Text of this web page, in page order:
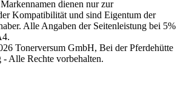
dienen nur zur
Kompatibilität und sind Eigentum der
Alle Angaben der Seitenleistung bei 5%
Tonerversum GmbH, Bei der Pferdehütte
Alle Rechte vorbehalten.